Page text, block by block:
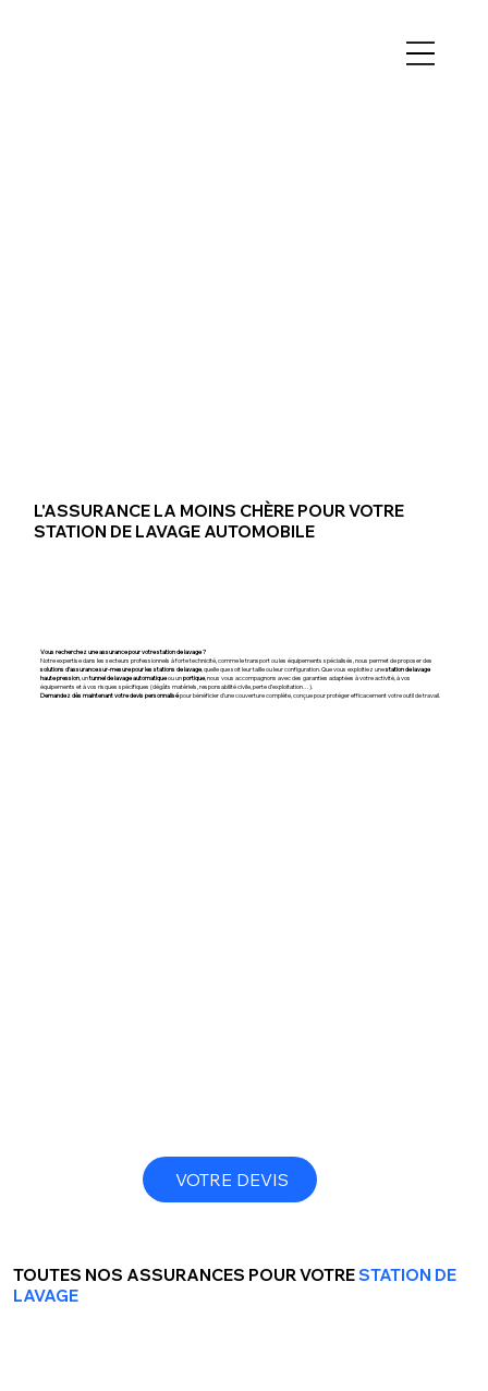
L'ASSURANCE LA MOINS CHÈRE POUR VOTRE
STATION DE LAVAGE AUTOMOBILE
Vous recherchez une assurance pour votre station de lavage ?
Notre expertise dans les secteurs professionnels à forte technicité, comme le transport ou les équipements spécialisés, nous permet de proposer des
solutions d’assurance sur-mesure pour les stations de lavage, quelle que soit leur taille ou leur configuration. Que vous exploitiez unestation de lavage
haute pression, untunnel de lavage automatiqueou unportique, nous vous accompagnons avec des garanties adaptées à votre activité, à vos
équipements et à vos risques spécifiques (dégâts matériels, responsabilité civile, perte d’exploitation…).
Demandez dès maintenant votre devis personnalisépour bénéficier d’une couverture complète, conçue pour protéger efficacement votre outil de travail.
VOTRE DEVIS
TOUTES NOS ASSURANCES POUR VOTRESTATION DE
LAVAGE